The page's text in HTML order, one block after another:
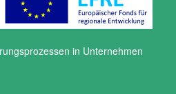
in Unternehmen